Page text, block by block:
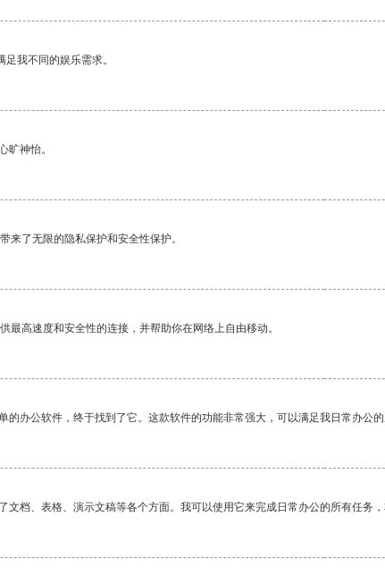
我不同的娱乐需求。
旷神怡。
来了无限的隐私保护和安全性保护。
最高速度和安全性的连接，并帮助你在网络上自由移动。
的办公软件，终于找到了它。这款软件的功能非常强大，可以满足我日常办公
文档、表格、演示文稿等各个方面。我可以使用它来完成日常办公的所有任务，